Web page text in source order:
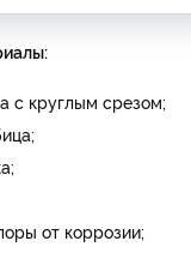
с круглым срезом;
от коррозии;